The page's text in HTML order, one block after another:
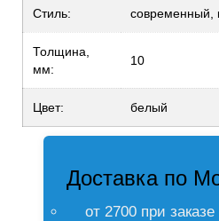
Стиль: современный,
Толщина,
мм:
10
Цвет: белый
Доставка по
от 2700 при